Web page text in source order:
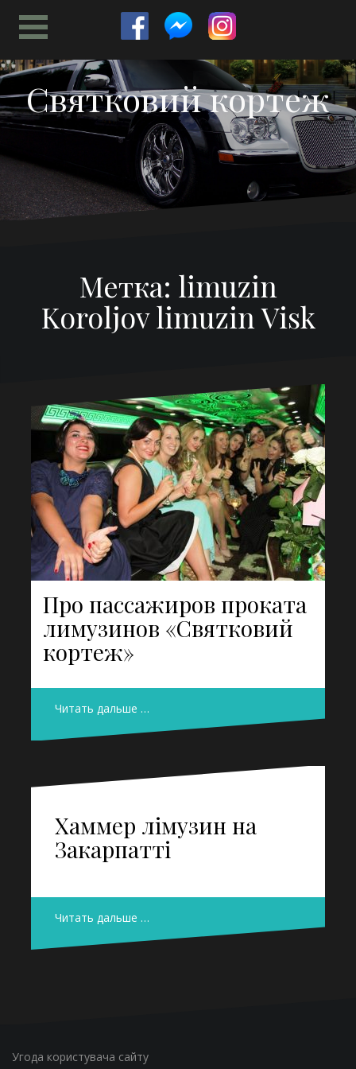
содержимому
Святковий кортеж
Метка: limuzin
Koroljov limuzin Visk
Про пассажиров проката
лимузинов «Святковий
кортеж»
Читать дальше …
Хаммер лімузин на
Закарпатті
Читать дальше …
Угода користувача сайту